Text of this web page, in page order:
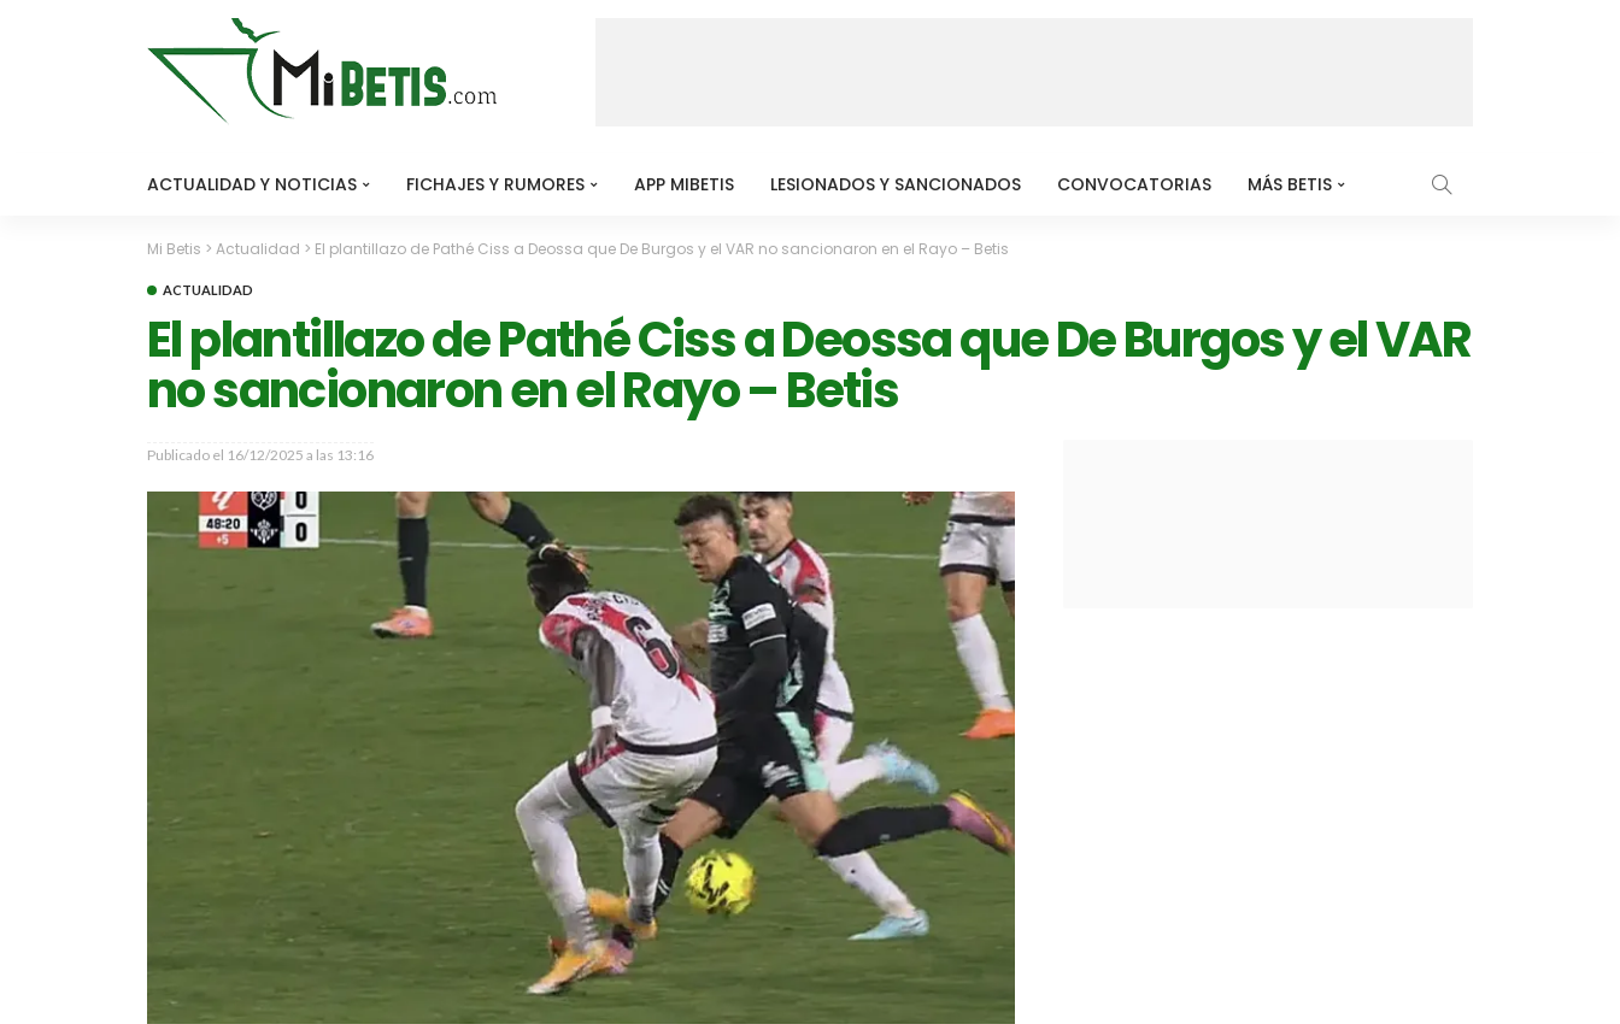
ACTUALIDAD Y NOTICIAS FICHAJES Y RUMORES APP MIBETIS LESIONADOS Y SANCIONADOS CONVOCATORIAS MÁS BETIS
Mi Betis > Actualidad > El plantillazo de Pathé Ciss a Deossa que De Burgos y el VAR no sancionaron en el Rayo – Betis
ACTUALIDAD
El plantillazo de Pathé Ciss a Deossa que De Burgos y el VAR
no sancionaron en el Rayo – Betis
Publicado el 16/12/2025 a las 13:16